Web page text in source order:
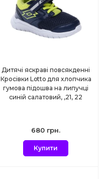
Дитячі яскраві повсякденні
Кросівки Lotto для хлопчика
гумова підошва на липучці
синій салатовий, ,21, 22
680 грн.
Купити